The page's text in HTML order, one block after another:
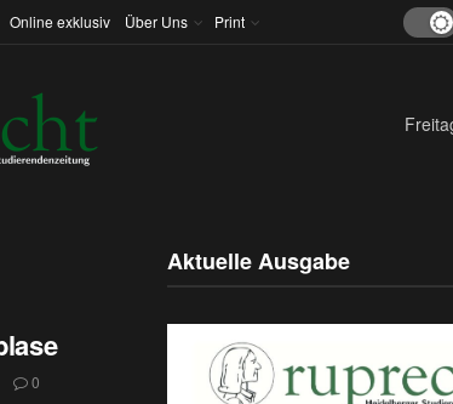
Online exklusiv Über Uns Print
0
Aktuelle Ausgabe